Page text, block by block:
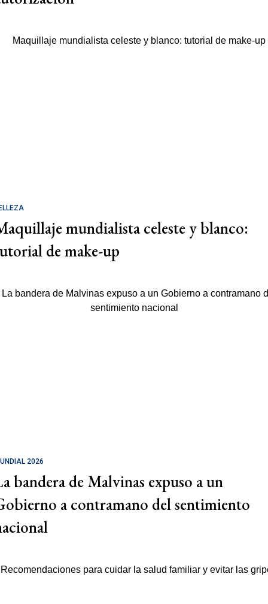
mundialista celeste y blanco:
de make-up
2026
bandera de Malvinas expuso a un
a contramano del sentimiento